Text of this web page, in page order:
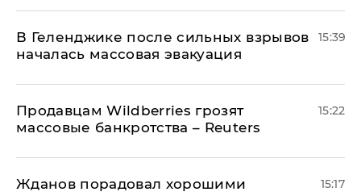
В Геленджике после сильных взрывов
началась массовая эвакуация
15:39
Продавцам Wildberries грозят
массовые банкротства – Reuters
15:22
Жданов порадовал хорошими
15:17